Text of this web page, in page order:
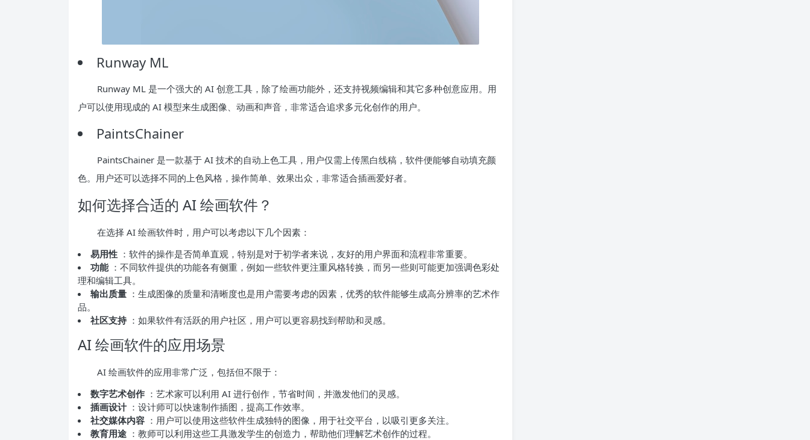
Runway ML
Runway ML 是一个强大的 AI 创意工具，除了绘画功能外，还支持视频编辑和其它多种创意应用。用
户可以使用现成的 AI 模型来生成图像、动画和声音，非常适合追求多元化创作的用户。
PaintsChainer
PaintsChainer 是一款基于 AI 技术的自动上色工具，用户仅需上传黑白线稿，软件便能够自动填充颜
色。用户还可以选择不同的上色风格，操作简单、效果出众，非常适合插画爱好者。
如何选择合适的 AI 绘画软件？
在选择 AI 绘画软件时，用户可以考虑以下几个因素：
易用性 ：软件的操作是否简单直观，特别是对于初学者来说，友好的用户界面和流程非常重要。
功能 ：不同软件提供的功能各有侧重，例如一些软件更注重风格转换，而另一些则可能更加强调色彩处
理和编辑工具。
输出质量 ：生成图像的质量和清晰度也是用户需要考虑的因素，优秀的软件能够生成高分辨率的艺术作
品。
社区支持 ：如果软件有活跃的用户社区，用户可以更容易找到帮助和灵感。
AI 绘画软件的应用场景
AI 绘画软件的应用非常广泛，包括但不限于：
数字艺术创作 ：艺术家可以利用 AI 进行创作，节省时间，并激发他们的灵感。
插画设计 ：设计师可以快速制作插图，提高工作效率。
社交媒体内容 ：用户可以使用这些软件生成独特的图像，用于社交平台，以吸引更多关注。
教育用途 ：教师可以利用这些工具激发学生的创造力，帮助他们理解艺术创作的过程。